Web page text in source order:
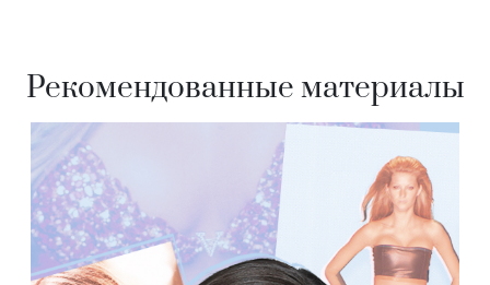
Рекомендованные материалы